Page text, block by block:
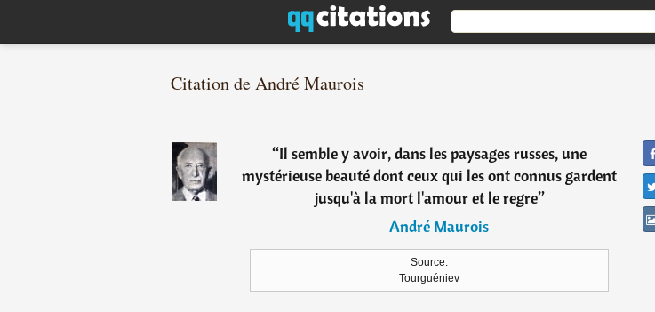
Citation de André Maurois
“Il semble y avoir, dans les paysages russes, une
mystérieuse beauté dont ceux qui les ont connus gardent
jusqu'à la mort l'amour et le regre”
―André Maurois
Source:
Tourguéniev